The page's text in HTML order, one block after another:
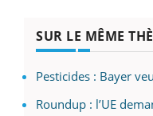
SUR LE MÊME
Pesticides : Bayer
Roundup : l’UE